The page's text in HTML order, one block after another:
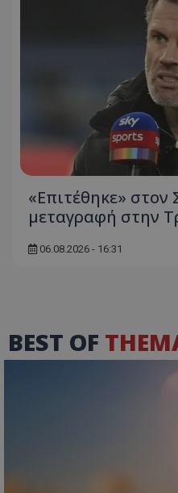
«Επιτέθηκε» στον
μεταγραφή στην
06.08.2026 - 16:31
BEST OF